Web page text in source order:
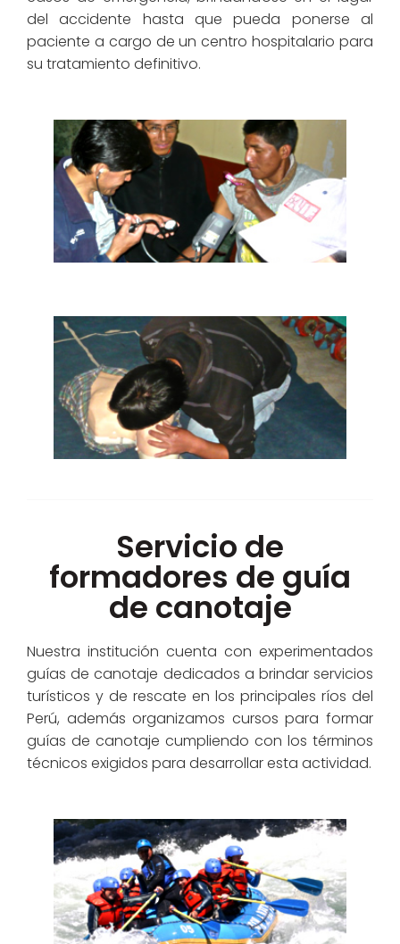
del accidente hasta que pueda ponerse al
paciente a cargo de un centro hospitalario para
su tratamiento definitivo.
Servicio de
formadores de guía
de canotaje
Nuestra institución cuenta con experimentados
guías de canotaje dedicados a brindar servicios
turísticos y de rescate en los principales ríos del
Perú, además organizamos cursos para formar
guías de canotaje cumpliendo con los términos
técnicos exigidos para desarrollar esta actividad.